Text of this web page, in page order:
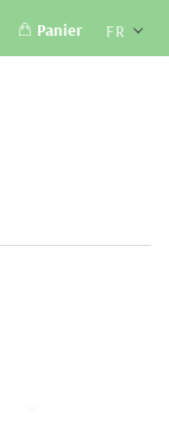
FR
Panier